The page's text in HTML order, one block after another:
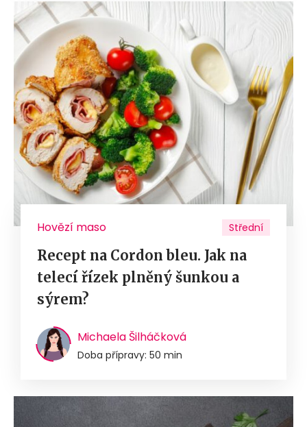
Hovězí maso Střední
Recept na Cordon bleu. Jak na
telecí řízek plněný šunkou a
sýrem?
Michaela Šilháčková
Doba přípravy: 50 min